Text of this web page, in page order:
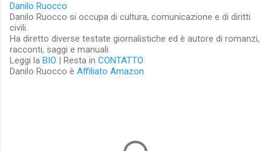
Danilo Ruocco
Danilo Ruocco si occupa di cultura, comunicazione e di diritti
civili.
Ha diretto diverse testate giornalistiche ed è autore di romanzi,
racconti, saggi e manuali.
Leggi la BIO | Resta in CONTATTO
Danilo Ruocco è Affiliato Amazon